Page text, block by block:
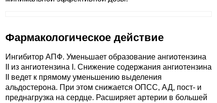
Фармакологическое действие
Ингибитор АПФ. Уменьшает образование ангиотензина
II из ангиотензина I. Снижение содержания ангиотензина
II ведет к прямому уменьшению выделения
альдостерона. При этом снижается ОПСС, АД, пост- и
преднагрузка на сердце. Расширяет артерии в большей